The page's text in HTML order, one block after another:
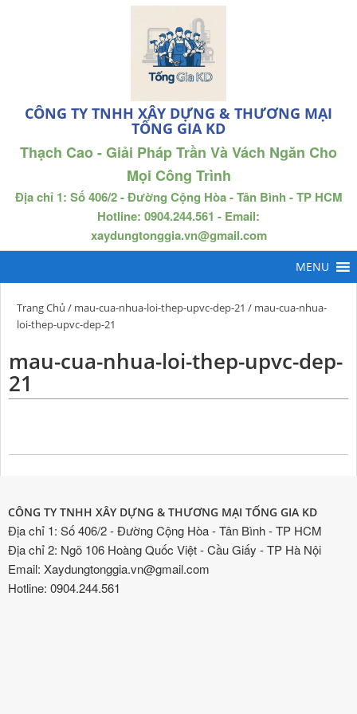
CÔNG TY TNHH XÂY DỰNG & THƯƠNG MẠI
TỐNG GIA KD
Thạch Cao - Giải Pháp Trần Và Vách Ngăn Cho
Mọi Công Trình
Địa chỉ 1: Số 406/2 - Đường Cộng Hòa - Tân Bình - TP HCM
Hotline: 0904.244.561 - Email:
xaydungtonggia.vn@gmail.com
Trang Chủ / mau-cua-nhua-loi-thep-upvc-dep-21 / mau-cua-nhua-
loi-thep-upvc-dep-21
mau-cua-nhua-loi-thep-upvc-dep-
21
CÔNG TY TNHH XÂY DỰNG & THƯƠNG MẠI TỐNG GIA KD
Địa chỉ 1: Số 406/2 - Đường Cộng Hòa - Tân Bình - TP HCM
Địa chỉ 2: Ngõ 106 Hoàng Quốc Việt - Cầu Giấy - TP Hà Nội
Email: Xaydungtonggia.vn@gmail.com
Hotline: 0904.244.561